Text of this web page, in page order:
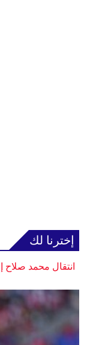
إخترنا لك
انتقال محمد صلاح